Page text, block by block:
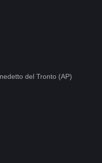
del Tronto (AP)